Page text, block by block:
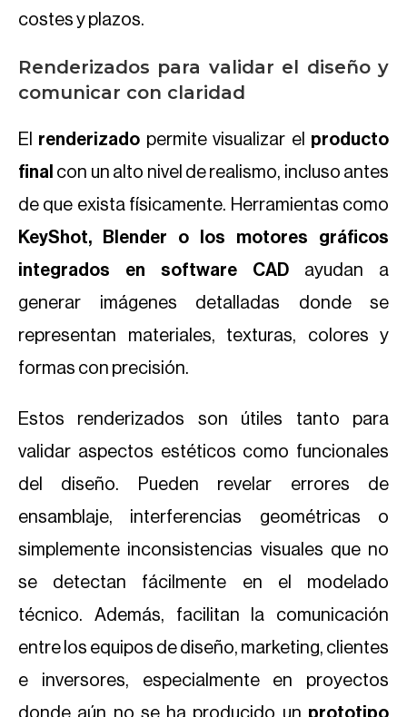
costes y plazos.
Renderizados para validar el diseño y
comunicar con claridad
El renderizado permite visualizar el producto
final con un alto nivel de realismo, incluso antes
de que exista físicamente. Herramientas como
KeyShot, Blender o los motores gráficos
integrados en software CAD ayudan a
generar imágenes detalladas donde se
representan materiales, texturas, colores y
formas con precisión.
Estos renderizados son útiles tanto para
validar aspectos estéticos como funcionales
del diseño. Pueden revelar errores de
ensamblaje, interferencias geométricas o
simplemente inconsistencias visuales que no
se detectan fácilmente en el modelado
técnico. Además, facilitan la comunicación
entre los equipos de diseño, marketing, clientes
e inversores, especialmente en proyectos
donde aún no se ha producido un prototipo